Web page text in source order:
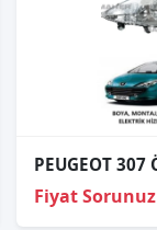
Fiyat Sorunuz